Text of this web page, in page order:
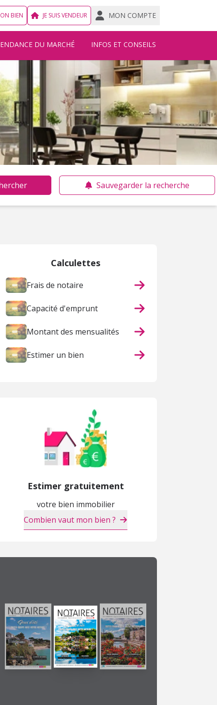
BIEN JE SUIS VENDEUR MON COMPTE
DU MARCHÉ INFOS ET CONSEILS
Sauvegarder la recherche
Calculettes
Frais de notaire
Capacité d'emprunt
Montant des mensualités
Estimer un bien
Estimer gratuitement
votre bien immobilier
Combien vaut mon bien ?